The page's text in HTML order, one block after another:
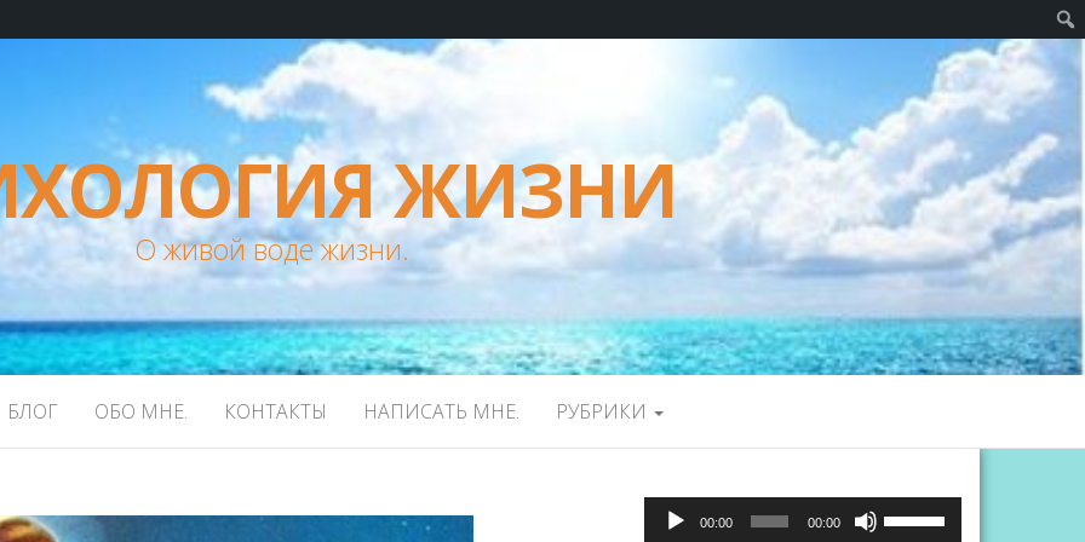
ЖИЗНИ
О живой воде жизни.
БЛОГ ОБО МНЕ. КОНТАКТЫ НАПИСАТЬ МНЕ. РУБРИКИ
Аудиоплеер
00:00 00:00